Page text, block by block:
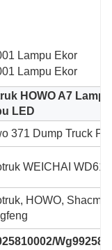
HOWO A7
LED
371 Dump Truck
WEICHAI WD615
HOWO,